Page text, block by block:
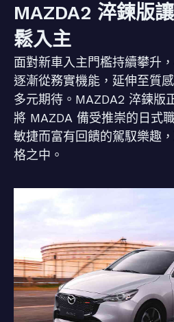
MAZDA2 淬鍊版
鬆入主
面對新車入主門檻持續攀升
逐漸從務實機能，延伸至質
多元期待。MAZDA2 淬鍊版
將 MAZDA 備受推崇的日式
敏捷而富有回饋的駕馭樂趣
格之中。